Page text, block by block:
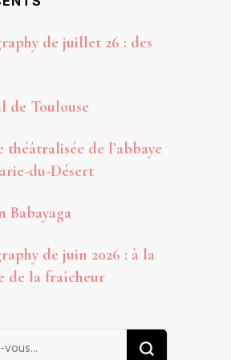
de juillet 26 : des
de Toulouse
théâtralisée de l’abbaye
du-Désert
Babayaga
de juin 2026 : à la
de la fraîcheur